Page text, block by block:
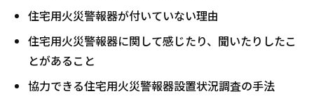
住宅用火災警報器が付いていない理由
住宅用火災警報器に関して感じたり、聞いたりしたこ
とがあること
協力できる住宅用火災警報器設置状況調査の手法